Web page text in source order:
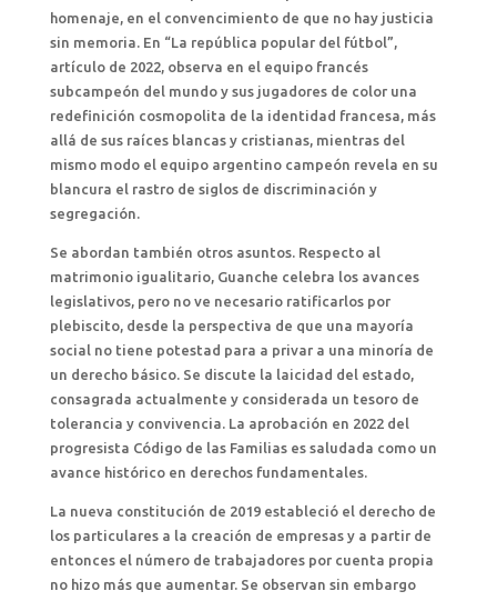
homenaje, en el convencimiento de que no hay justicia
sin memoria. En “La república popular del fútbol”,
artículo de 2022, observa en el equipo francés
subcampeón del mundo y sus jugadores de color una
redefinición cosmopolita de la identidad francesa, más
allá de sus raíces blancas y cristianas, mientras del
mismo modo el equipo argentino campeón revela en su
blancura el rastro de siglos de discriminación y
segregación.
Se abordan también otros asuntos. Respecto al
matrimonio igualitario, Guanche celebra los avances
legislativos, pero no ve necesario ratificarlos por
plebiscito, desde la perspectiva de que una mayoría
social no tiene potestad para a privar a una minoría de
un derecho básico. Se discute la laicidad del estado,
consagrada actualmente y considerada un tesoro de
tolerancia y convivencia. La aprobación en 2022 del
progresista Código de las Familias es saludada como un
avance histórico en derechos fundamentales.
La nueva constitución de 2019 estableció el derecho de
los particulares a la creación de empresas y a partir de
entonces el número de trabajadores por cuenta propia
no hizo más que aumentar. Se observan sin embargo